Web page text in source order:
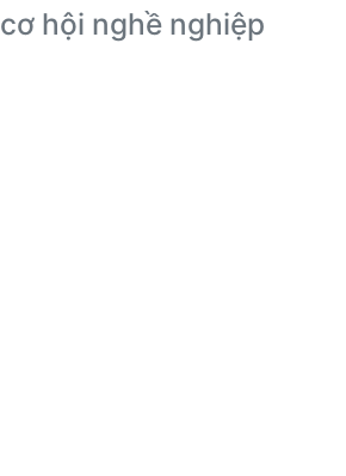
cơ hội nghề nghiệp